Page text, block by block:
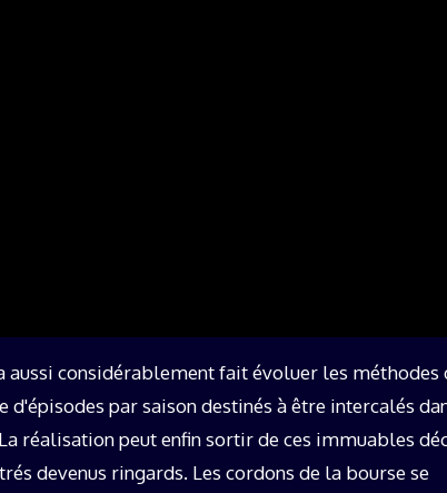
aussi considérablement fait évoluer les méthodes
par saison destinés à être intercalés
réalisation peut enfin sortir de ces immuables
devenus ringards. Les cordons de la bourse se